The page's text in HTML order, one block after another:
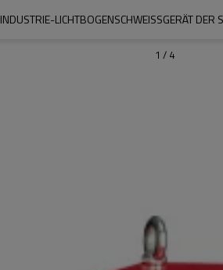
INDUSTRIE-LICHTBOGENSCHWEISSGERÄT DER
1 / 4